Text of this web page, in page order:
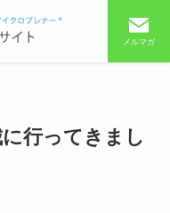
メルマガ
行ってきまし